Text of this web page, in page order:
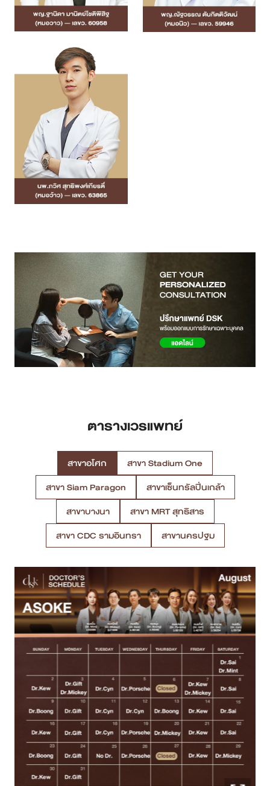
ตารางเวรแพทย์
สาขาอโศก
สาขา Stadium One
สาขา Siam Paragon
สาขาเซ็นทรัลปิ่นเกล้า
สาขาบางนา
สาขา MRT สุทธิสาร
สาขา CDC รามอินทรา
สาขานครปฐม